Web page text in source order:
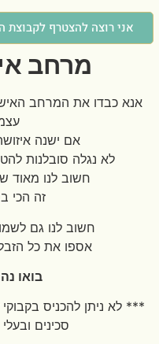
אני רוצה להצטרף לקבוצת
מרחב
אנא כבדו את המרחב
אם ישנה
לא נגלה סובלנות
חשוב לנו מאוד
זה הכי
חשוב לנו גם
אספו את כל
בואו
*** לא ניתן להכניס
סכינים